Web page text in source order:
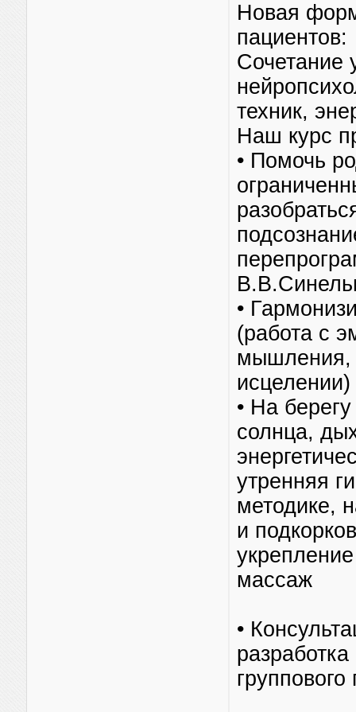
Новая
пациентов:
Сочетание
техник,
Наш курс
• Помочь
•
(работа с
мышления,
исцелении)
• На
солнца,
утренняя
методике,
и
массаж
•